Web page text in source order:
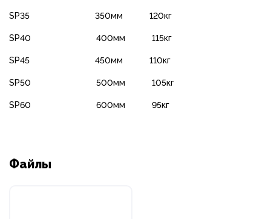
SP35 350мм 120кг
SP40 400мм 115кг
SP45 450мм 110кг
SP50 500мм 105кг
SP60 600мм 95кг
Файлы